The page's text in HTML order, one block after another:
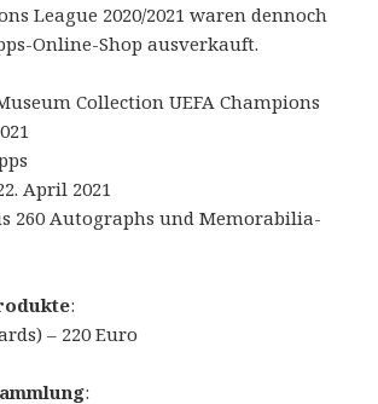
League 2020/2021 waren dennoch
Online-Shop ausverkauft.
Collection UEFA Champions
April 2021
260 Autographs und Memorabilia-
:
– 220 Euro
: